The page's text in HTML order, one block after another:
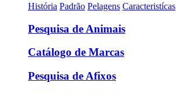
História Padrão Pelagens Caracteristícas
Pesquisa de Animais
Catálogo de Marcas
Pesquisa de Afixos